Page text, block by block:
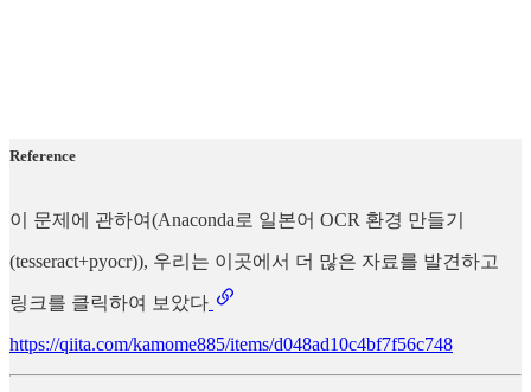
Reference
이 문제에 관하여(Anaconda로 일본어 OCR 환경 만들기
(tesseract+pyocr)), 우리는 이곳에서 더 많은 자료를 발견하고
링크를 클릭하여 보았다
https://qiita.com/kamome885/items/d048ad10c4bf7f56c748